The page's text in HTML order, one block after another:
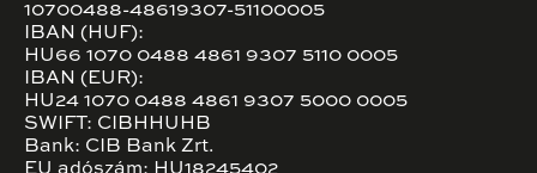
10700488-48619307-51100005
IBAN (HUF):
HU66 1070 0488 4861 9307 5110 0005
IBAN (EUR):
HU24 1070 0488 4861 9307 5000 0005
SWIFT: CIBHHUHB
Bank: CIB Bank Zrt.